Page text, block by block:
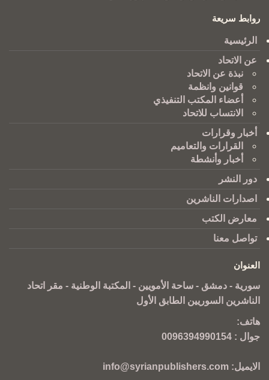
روابط سريعة
الرئيسية
عن الاتحاد
نبذة عن الاتحاد
قوانين وانظمة
أعضاء المكتب التنفيذي
الانتساب للاتحاد
أخبار وقرارات
القرارات والتعاميم
أخبار وأنشطة
دور النشر
اصدارات الناشرين
معارض الكتب
تواصل معنا
العنوان
سورية - دمشق - ساحة الأمويين - المكتبة الوطنية - مقر اتحاد
الناشرين السوريين الطابق الأول
هاتف:
جوال : 0096394990154
الايميل: info@syrianpublishers.com